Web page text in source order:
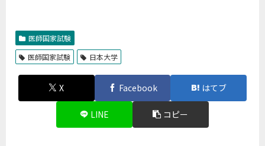
医師国家試験
医師国家試験
日本大学
X Facebook はてブ
LINE コピー